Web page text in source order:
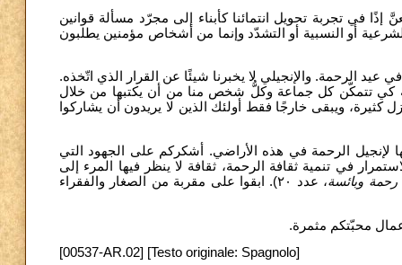
في تجربة تحويل انتمائنا كأبناء إلى مجرّد مسألة قوانين
أو النسبية أو التشدّد وإنما من أشخاص مؤمنين يطلبون
عيد الرحمة. والإنجيلي لا يخبرنا شيئًا عن القرار الذي اتّخذه.
كي تتمكّن كل جماعة وكلُّ شخص منا من أن يكتبها من خلال
ويبقى خارجًا فقط أولئك الذين لا يريدون أن يشاركوا
لإنجيل الرحمة في هذه الأراضي. أشكركم على الجهود التي
في تنمية ثقافة الرحمة، ثقافة لا ينظر فيها المرء إلى
رحمة وبائسة ، عدد ٢٠). ابقوا على مقربة من الصغار والفقراء
محبّتكم مثمرة.
[00537-AR.02] [Testo originale: Spagnolo]